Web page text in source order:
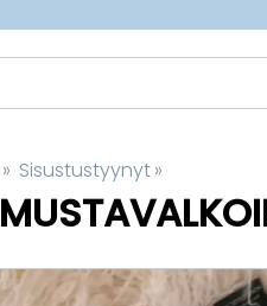
‪» Sisustustyynyt‪»